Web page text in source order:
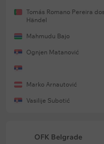
Tomás Romano Pereira
Händel
Mahmudu Bajo
Ognjen Matanović
Marko Arnautović
Vasilije Subotić
OFK Belgrade